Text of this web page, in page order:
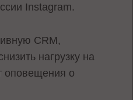
Instagram.
CRM,
нагрузку на
оповещения о